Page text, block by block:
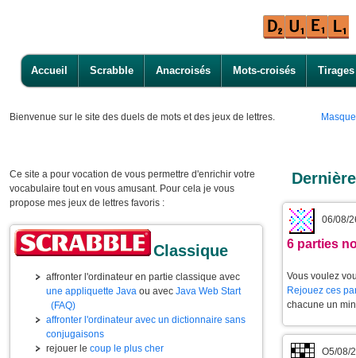
Accueil Scrabble Anacroisés Mots-croisés Tirages
Bienvenue sur le site des duels de mots et des jeux de lettres.
Ce site a pour vocation de vous permettre d'enrichir votre
vocabulaire tout en vous amusant. Pour cela je vous
propose mes jeux de lettres favoris :
Classique
affronter l'ordinateur en partie classique avec
une appliquette Java ou avec Java Web Start
(FAQ)
affronter l'ordinateur avec un dictionnaire sans
conjugaisons
rejouer le coup le plus cher
06/08/
6 parties
Vous voulez
Rejouez ces
chacune un
O5/08/